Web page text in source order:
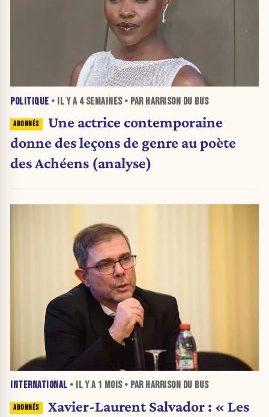
POLITIQUE • IL Y A 4 SEMAINES• PAR HARRISON DU BUS
Une actrice contemporaine
donne des leçons de genre au poète
des Achéens (analyse)
INTERNATIONAL • IL Y A 1 MOIS• PAR HARRISON DU BUS
Xavier-Laurent Salvador : « Les